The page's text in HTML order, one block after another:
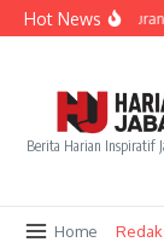
Lewati ke konten
Hot News
Berita Harian Inspiratif
Home